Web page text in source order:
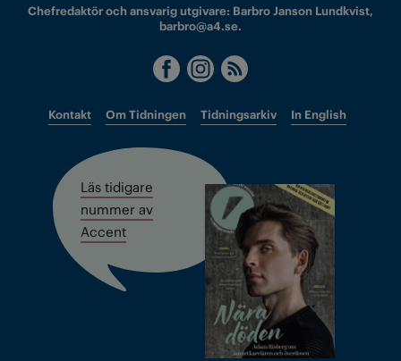
Chefredaktör och ansvarig utgivare: Barbro Janson Lundkvist,
barbro@a4.se.
Kontakt Om Tidningen Tidningsarkiv In English
Läs tidigare
nummer av
Accent